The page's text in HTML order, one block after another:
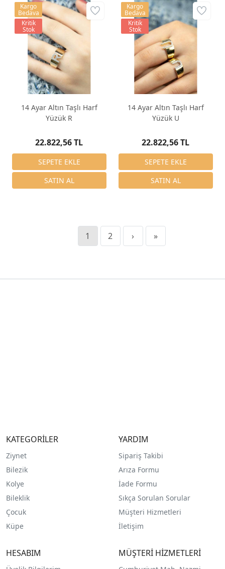
14 Ayar Altın Taşlı Harf
Yüzük R
22.822,56 TL
Kargo
Bedava
Kritik
Stok
14 Ayar Altın Taşlı Harf
Yüzük U
22.822,56 TL
Kargo
Bedava
Kritik
Stok
1 2 › »
KATEGORİLER
Ziynet
Bilezik
Kolye
Bileklik
Çocuk
Küpe
YARDIM
Sipariş Takibi
Arıza Formu
İade Formu
Sıkça Sorulan Sorular
Müşteri Hizmetleri
İletişim
HESABIM MÜŞTERİ HİZMETLERİ